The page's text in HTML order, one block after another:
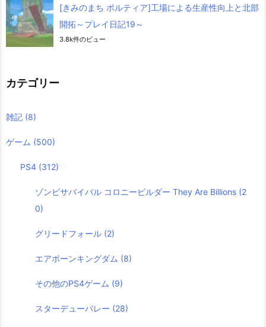
[きみのまち ポルティア]工場による生産性向上と北部
開拓～プレイ日記19～
3.8k件のビュー
カテゴリー
雑記 (8)
ゲーム (500)
PS4 (312)
ゾンビサバイバル コロニービルダー They Are Billions (2
0)
グリードフォール (2)
エアボーンキングダム (8)
その他のPS4ゲーム (9)
スターデューバレー (28)